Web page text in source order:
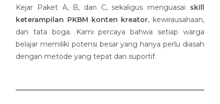
Kejar Paket A, B, dan C, sekaligus menguasai skill
keterampilan PKBM konten kreator, kewirausahaan,
dan tata boga. Kami percaya bahwa setiap warga
belajar memiliki potensi besar yang hanya perlu diasah
dengan metode yang tepat dan suportif.